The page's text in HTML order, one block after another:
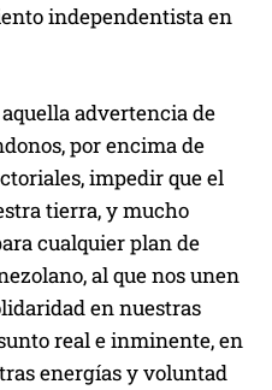
independentista en
advertencia de
por encima de
impedir que el
tierra, y mucho
cualquier plan de
al que nos unen
en nuestras
real e inminente, en
energías y voluntad